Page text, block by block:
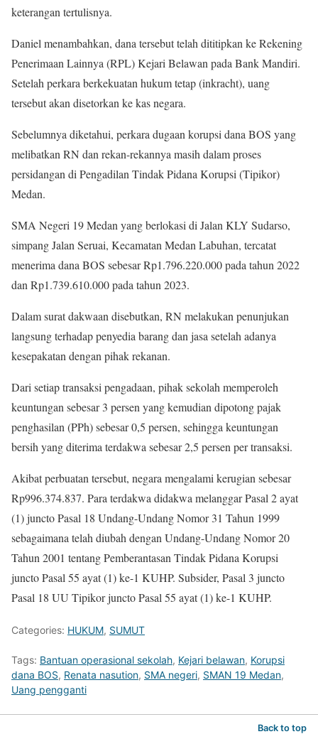
keterangan tertulisnya.
Daniel menambahkan, dana tersebut telah dititipkan ke Rekening
Penerimaan Lainnya (RPL) Kejari Belawan pada Bank Mandiri.
Setelah perkara berkekuatan hukum tetap (inkracht), uang
tersebut akan disetorkan ke kas negara.
Sebelumnya diketahui, perkara dugaan korupsi dana BOS yang
melibatkan RN dan rekan-rekannya masih dalam proses
persidangan di Pengadilan Tindak Pidana Korupsi (Tipikor)
Medan.
SMA Negeri 19 Medan yang berlokasi di Jalan KLY Sudarso,
simpang Jalan Seruai, Kecamatan Medan Labuhan, tercatat
menerima dana BOS sebesar Rp1.796.220.000 pada tahun 2022
dan Rp1.739.610.000 pada tahun 2023.
Dalam surat dakwaan disebutkan, RN melakukan penunjukan
langsung terhadap penyedia barang dan jasa setelah adanya
kesepakatan dengan pihak rekanan.
Dari setiap transaksi pengadaan, pihak sekolah memperoleh
keuntungan sebesar 3 persen yang kemudian dipotong pajak
penghasilan (PPh) sebesar 0,5 persen, sehingga keuntungan
bersih yang diterima terdakwa sebesar 2,5 persen per transaksi.
Akibat perbuatan tersebut, negara mengalami kerugian sebesar
Rp996.374.837. Para terdakwa didakwa melanggar Pasal 2 ayat
(1) juncto Pasal 18 Undang-Undang Nomor 31 Tahun 1999
sebagaimana telah diubah dengan Undang-Undang Nomor 20
Tahun 2001 tentang Pemberantasan Tindak Pidana Korupsi
juncto Pasal 55 ayat (1) ke-1 KUHP. Subsider, Pasal 3 juncto
Pasal 18 UU Tipikor juncto Pasal 55 ayat (1) ke-1 KUHP.
Categories: HUKUM, SUMUT
Tags: Bantuan operasional sekolah, Kejari belawan, Korupsi
dana BOS, Renata nasution, SMA negeri, SMAN 19 Medan,
Uang pengganti
Back to top